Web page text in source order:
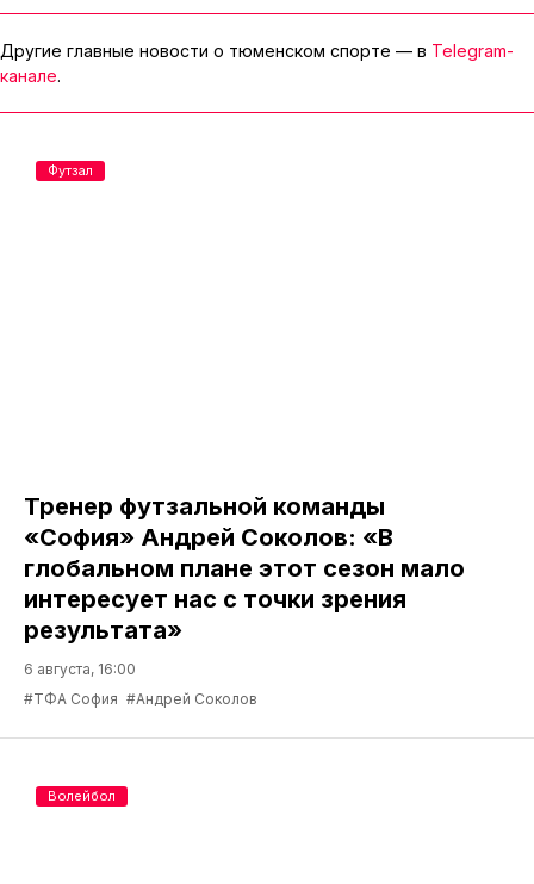
Другие главные новости о тюменском спорте — в Telegram-
канале.
Тренер футзальной команды
«София» Андрей Соколов: «В
глобальном плане этот сезон мало
интересует нас с точки зрения
результата»
6 августа, 16:00
#ТФА София #Андрей Соколов
Футзал
Волейбол